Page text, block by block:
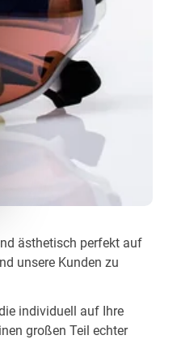
ästhetisch perfekt auf
unsere Kunden zu
individuell auf Ihre
großen Teil echter